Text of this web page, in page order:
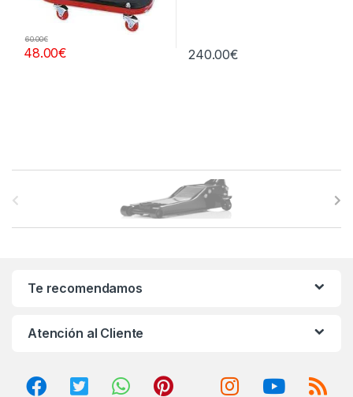
48.00€
60.00€
240.00€
Te recomendamos
Atención al Cliente